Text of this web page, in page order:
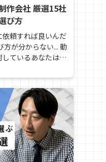
作会社 厳選15社
び方
頼すれば良いんだ
ているあなたは、
して紹介します。
選び方や依頼する
についてもまとめ
社選びに失敗しな